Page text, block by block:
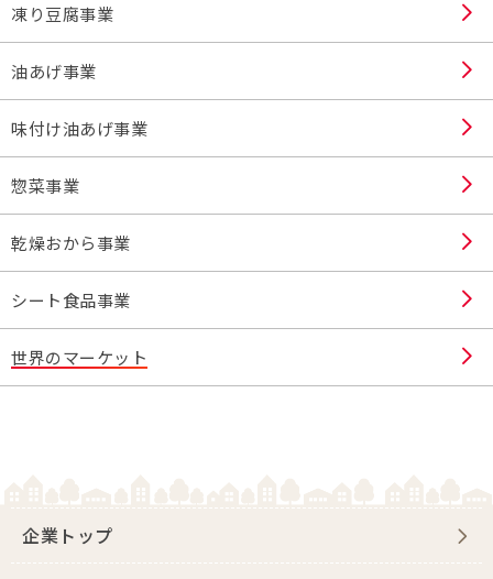
凍り豆腐事業
油あげ事業
味付け油あげ事業
惣菜事業
乾燥おから事業
シート食品事業
世界のマーケット
企業トップ